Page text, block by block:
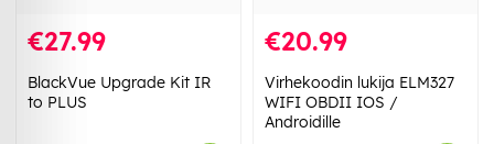
€27.99
BlackVue Upgrade Kit IR
to PLUS
€20.99
Virhekoodin lukija ELM327
WIFI OBDII IOS /
Androidille